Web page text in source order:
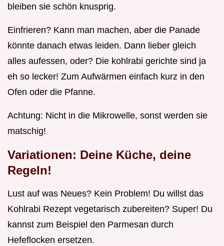
bleiben sie schön knusprig.
Einfrieren? Kann man machen, aber die Panade
könnte danach etwas leiden. Dann lieber gleich
alles aufessen, oder? Die kohlrabi gerichte sind ja
eh so lecker! Zum Aufwärmen einfach kurz in den
Ofen oder die Pfanne.
Achtung: Nicht in die Mikrowelle, sonst werden sie
matschig!
Variationen: Deine Küche, deine
Regeln!
Lust auf was Neues? Kein Problem! Du willst das
Kohlrabi Rezept vegetarisch zubereiten? Super! Du
kannst zum Beispiel den Parmesan durch
Hefeflocken ersetzen.